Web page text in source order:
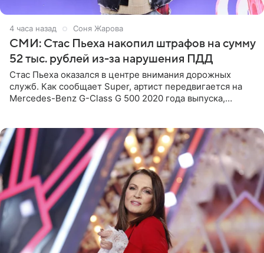
4 часа назад Соня Жарова
СМИ: Стас Пьеха накопил штрафов на сумму
52 тыс. рублей из-за нарушения ПДД
Стас Пьеха оказался в центре внимания дорожных
служб. Как сообщает Super, артист передвигается на
Mercedes-Benz G-Class G 500 2020 года выпуска,